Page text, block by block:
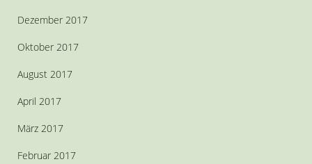
Dezember 2017
Oktober 2017
August 2017
April 2017
März 2017
Februar 2017